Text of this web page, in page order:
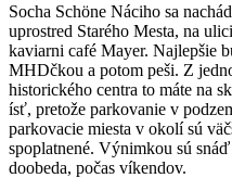
Socha Schöne Náciho sa
uprostred Starého Mesta, na
kaviarni café Mayer. Najlepšie
MHDčkou a potom peši. Z
historického centra to máte na
ísť, pretože parkovanie v
parkovacie miesta v okolí sú
spoplatnené. Výnimkou sú
doobeda, počas víkendov.